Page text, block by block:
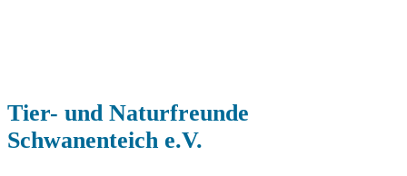
Tier- und Naturfreunde
Schwanenteich e.V.